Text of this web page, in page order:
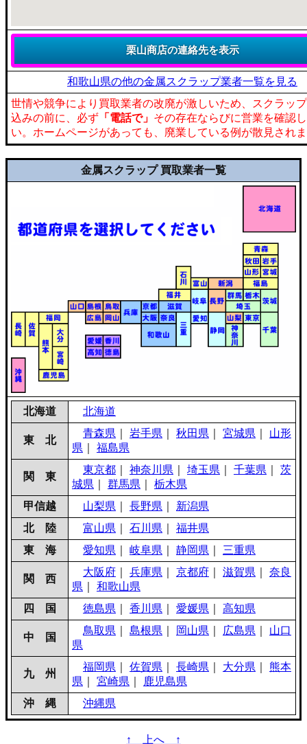
和歌山県の他の金属スクラップ業者一覧を見る
世情や競争により買取業者の改廃が激しいため、スクラッ
込みの前に、必ず 「電話で」 その存在ならびに営業を確認
い。ホームページがあっても、廃業している例が散見され
金属スクラップ 買取業者一覧
北海道 北海道
東 北
青森県 岩手県 秋田県 宮城県
山形
県
福島県
関 東
東京都 神奈川県 埼玉県 千葉県
茨
城県
群馬県
栃木県
甲信越
山梨県 長野県
新潟県
北 陸
富山県 石川県
福井県
東 海
愛知県 岐阜県 静岡県 三重県
関 西
大阪府 兵庫県 京都府 滋賀県
奈良
県
和歌山県
四 国
徳島県 香川県 愛媛県 高知県
中 国
鳥取県 島根県 岡山県 広島県
山口
県
九 州
福岡県 佐賀県 長崎県 大分県
熊本
県
宮崎県
鹿児島県
沖 縄
沖縄県
↑ 上へ ↑